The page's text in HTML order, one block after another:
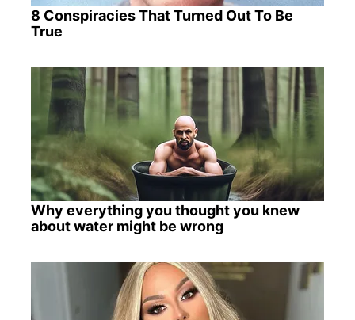
8 Conspiracies That Turned Out To Be
True
Why everything you thought you knew
about water might be wrong